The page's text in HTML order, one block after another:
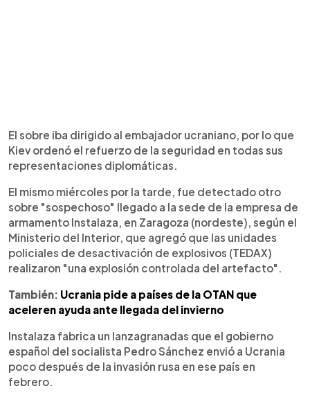
El sobre iba dirigido al embajador ucraniano, por lo que
Kiev ordenó el refuerzo de la seguridad en todas sus
representaciones diplomáticas.
El mismo miércoles por la tarde, fue detectado otro
sobre "sospechoso" llegado a la sede de la empresa de
armamento Instalaza, en Zaragoza (nordeste), según el
Ministerio del Interior, que agregó que las unidades
policiales de desactivación de explosivos (TEDAX)
realizaron "una explosión controlada del artefacto".
También: Ucrania pide a países de la OTAN que
aceleren ayuda ante llegada del invierno
Instalaza fabrica un lanzagranadas que el gobierno
español del socialista Pedro Sánchez envió a Ucrania
poco después de la invasión rusa en ese país en
febrero.